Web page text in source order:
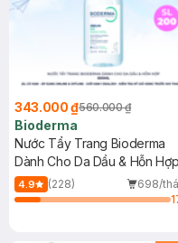
343.000 ₫560.000 ₫
Bioderma
Nước Tẩy Trang Bioderma
Dành Cho Da Dầu & Hỗn Hợp
500ml
4.9 (228)
698/